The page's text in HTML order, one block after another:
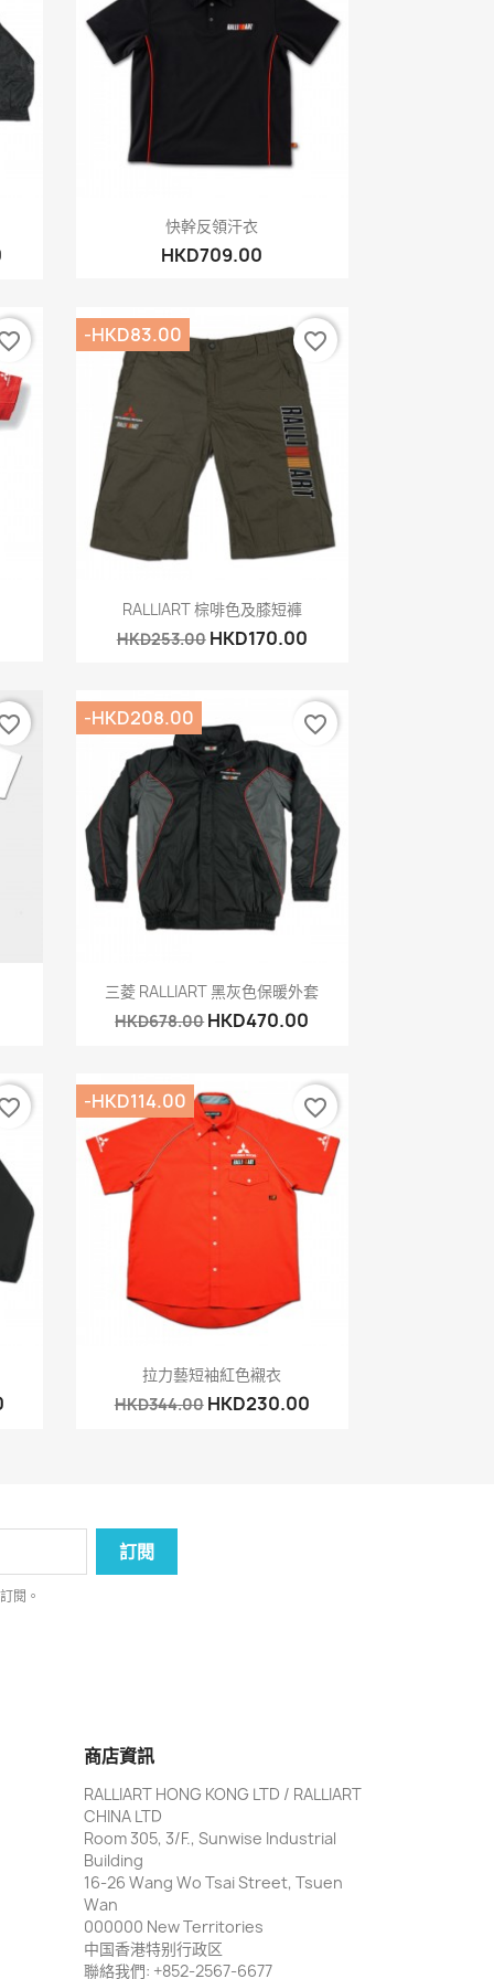
快速查看
快幹反領汗衣
HKD709.00
快速查看
RALLIART 棕啡色及膝短褲
HKD253.00 HKD170.00
-HKD83.00 favorite_border
快速查看
三菱 RALLIART 黑灰色保暖外套
HKD678.00HKD470.00
-HKD208.00 favorite_border
快速查看
拉力藝短袖紅色襯衣
HKD344.00 HKD230.00
-HKD114.00 favorite_border
閱。
商店資訊
RALLIART HONG KONG LTD / RALLIART
CHINA LTD
Room 305, 3/F., Sunwise Industrial
Building
16-26 Wang Wo Tsai Street, Tsuen
Wan
000000 New Territories
中国香港特别行政区
聯絡我們: +852-2567-6677